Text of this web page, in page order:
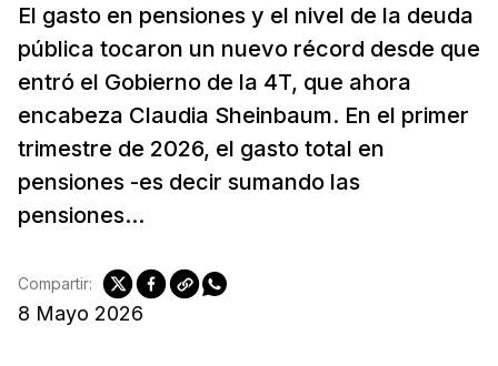
El gasto en pensiones y el nivel de la deuda
pública tocaron un nuevo récord desde que
entró el Gobierno de la 4T, que ahora
encabeza Claudia Sheinbaum. En el primer
trimestre de 2026, el gasto total en
pensiones -es decir sumando las
pensiones...
8 Mayo 2026
Compartir: